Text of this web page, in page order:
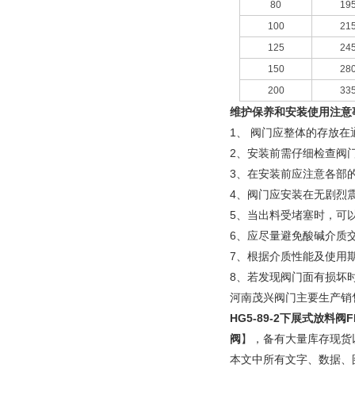
80
100
125
150
200
维护保养和安装使用注意
1、 阀门应整体的存放
2、安装前需仔细检查阀
3、在安装前应注意各部
4、阀门应安装在无剧烈
5、当出料受堵塞时，可
6、应尽量避免酸碱介质
7、根据介质性能及使用
8、若发现阀门面有损坏
河南茂兴阀门主要生产销
HG5-89-2下展式放料阀
阀 】，备有大量库存现
本文中所有文字、数据